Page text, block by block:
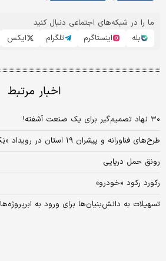
ما را در شبکه‌های اجتماعی دنبال کنید
بله
اینستاگرم تلگرام ایکس
اخبار مرتبط
۳۰ نهاد تصمیم‌گیر برای یک صنعت آشفته!
طرح‌های فناورانه و پیشران ۱۹ استان در رویداد «نِکست» ارائه شد
رونق حمل دریایی
رکورد رکود «خودرو»
تسهیلات به دانش‌بنیان‌ها برای ورود به ابرپروژه‌ها